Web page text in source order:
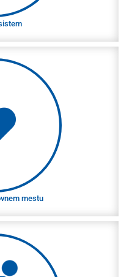
mestu
mestu
Ponujamo
opremo za delovno
sadja in jogurta ter